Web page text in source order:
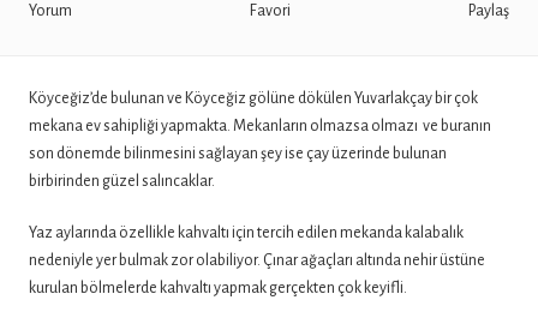
Yorum Favori Paylaş
Köyceğiz’de bulunan ve Köyceğiz gölüne dökülen Yuvarlakçay bir çok
mekana ev sahipliği yapmakta. Mekanların olmazsa olmazı ve buranın
son dönemde bilinmesini sağlayan şey ise çay üzerinde bulunan
birbirinden güzel salıncaklar.
Yaz aylarında özellikle kahvaltı için tercih edilen mekanda kalabalık
nedeniyle yer bulmak zor olabiliyor. Çınar ağaçları altında nehir üstüne
kurulan bölmelerde kahvaltı yapmak gerçekten çok keyifli.